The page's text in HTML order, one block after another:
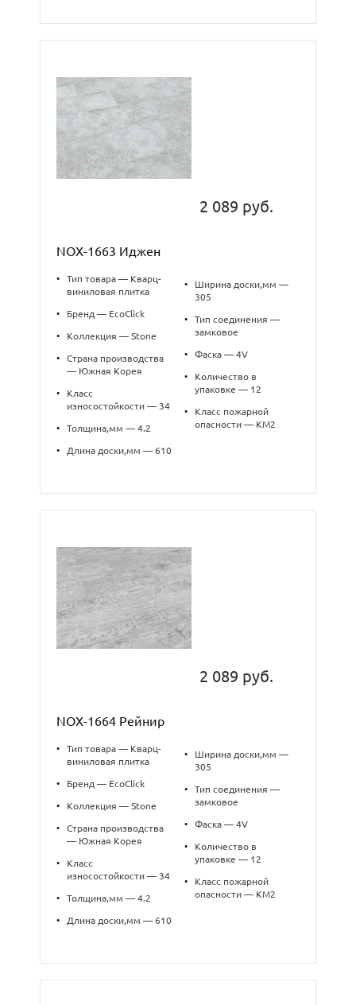
2 089 руб.
NOX-1663 Иджен
•
Тип товара — Кварц-
виниловая плитка
• Бренд — EcoClick
• Коллекция — Stone
•
Страна производства
— Южная Корея
•
Класс
износостойкости — 34
• Толщина,мм — 4.2
• Длина доски,мм — 610
•
Ширина доски,мм —
305
•
Тип соединения —
замковое
• Фаска — 4V
•
Количество в
упаковке — 12
•
Класс пожарной
опасности — КМ2
2 089 руб.
NOX-1664 Рейнир
•
Тип товара — Кварц-
виниловая плитка
• Бренд — EcoClick
• Коллекция — Stone
•
Страна производства
— Южная Корея
•
Класс
износостойкости — 34
• Толщина,мм — 4.2
• Длина доски,мм — 610
•
Ширина доски,мм —
305
•
Тип соединения —
замковое
• Фаска — 4V
•
Количество в
упаковке — 12
•
Класс пожарной
опасности — КМ2